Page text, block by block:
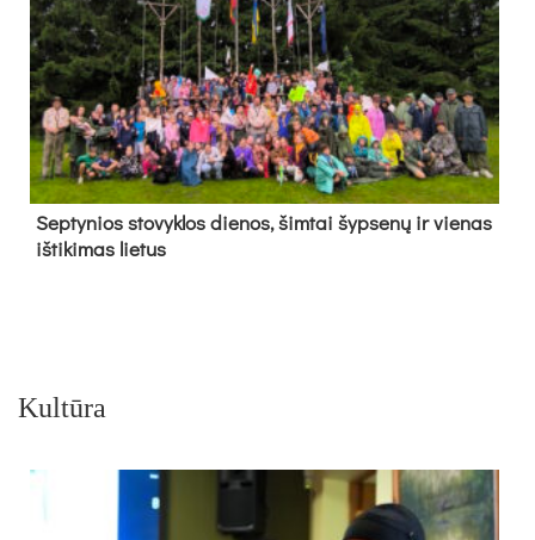
Sep­ty­nios sto­vyk­los die­nos, šim­tai šyp­se­nų ir vie­nas
iš­ti­ki­mas lie­tus
Kultūra